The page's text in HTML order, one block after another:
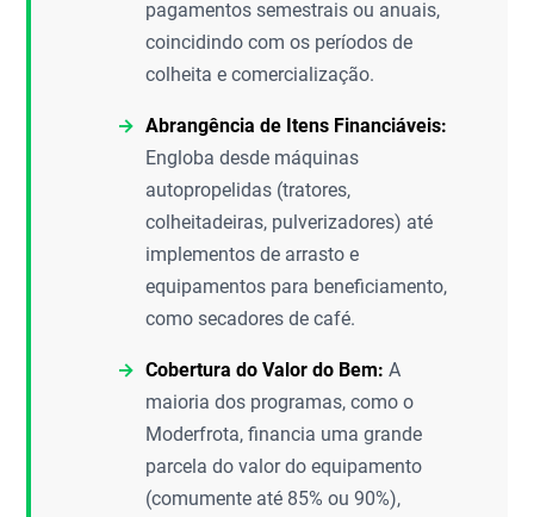
pagamentos semestrais ou anuais,
coincidindo com os períodos de
colheita e comercialização.
Abrangência de Itens Financiáveis:
Engloba desde máquinas
autopropelidas (tratores,
colheitadeiras, pulverizadores) até
implementos de arrasto e
equipamentos para beneficiamento,
como secadores de café.
Cobertura do Valor do Bem: A
maioria dos programas, como o
Moderfrota, financia uma grande
parcela do valor do equipamento
(comumente até 85% ou 90%),